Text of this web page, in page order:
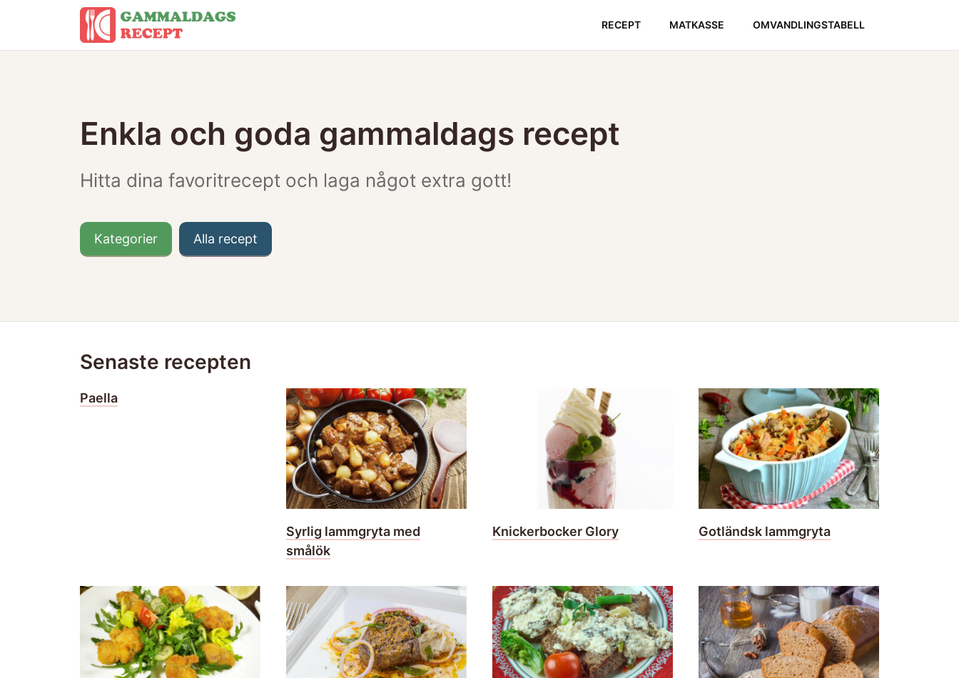
innehåll
RECEPT MATKASSE OMVANDLINGSTABELL
Enkla och goda gammaldags recept
Hitta dina favoritrecept och laga något extra gott!
Kategorier Alla recept
Senaste recepten
Paella
Syrlig lammgryta med
smålök
Knickerbocker Glory Gotländsk lammgryta